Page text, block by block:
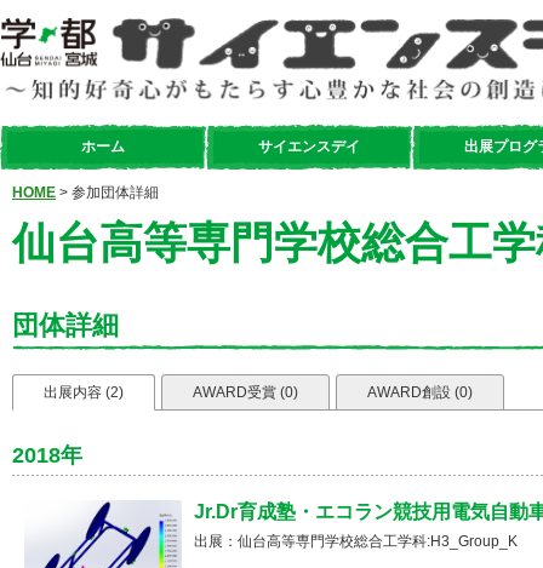
ホーム サイエンスデイ 出展プログ
HOME > 参加団体詳細
仙台高等専門学校総合工
団体詳細
出展内容 (2) AWARD受賞 (0) AWARD創設 (0)
2018年
Jr.Dr育成塾・エコラン競技用電気自動
出展：仙台高等専門学校総合工学科:H3_Group_K